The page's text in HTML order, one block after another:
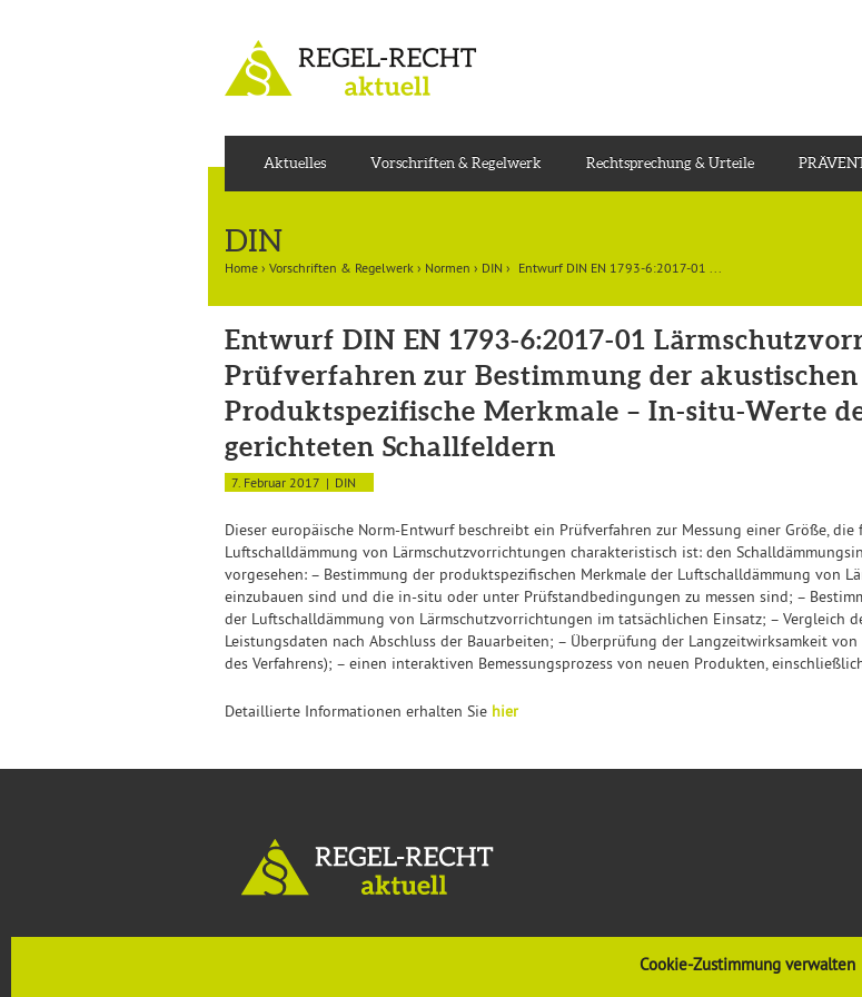
Cookie-Zustimmung verwalten
Aktuelles Vorschriften & Regelwerk Rechtsprechung & Urteile
DIN
Home › Vorschriften & Regelwerk › Normen › DIN › Entwurf DIN EN 1793-6:2017-01 ...
Entwurf DIN EN 1793-6:2017-01
Prüfverfahren zur Bestimmung der akustischen
Produktspezifische Merkmale – In-situ-Werte
gerichteten Schallfeldern
7. Februar 2017 DIN
Dieser europäische Norm-Entwurf beschreibt ein Prüfverfahren zur Messung einer Größe,
Luftschalldämmung von Lärmschutzvorrichtungen charakteristisch ist: den
vorgesehen: – Bestimmung der produktspezifischen Merkmale der Luftschalldämmung von
einzubauen sind und die in-situ oder unter Prüfstandbedingungen zu messen sind; –
der Luftschalldämmung von Lärmschutzvorrichtungen im tatsächlichen Einsatz; – Vergleich
Leistungsdaten nach Abschluss der Bauarbeiten; – Überprüfung der Langzeitwirksamkeit
des Verfahrens); – einen interaktiven Bemessungsprozess von neuen Produkten,
Detaillierte Informationen erhalten Sie hier
VORSCHRIFTEN & REGELWERK